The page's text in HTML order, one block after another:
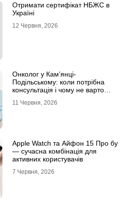
Отримати сертифікат НБЖС в
Україні
12 Червня, 2026
Онколог у Кам’янці-
Подільському: коли потрібна
консультація і чому не варто
11 Червня, 2026
Apple Watch та Айфон 15 Про бу
— сучасна комбінація для
активних користувачів
7 Червня, 2026